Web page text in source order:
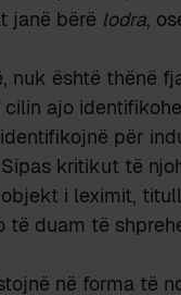
janë bërë lodra,
nuk është thënë
ajo
për
kritikut të
i leximit,
duam të
në forma të